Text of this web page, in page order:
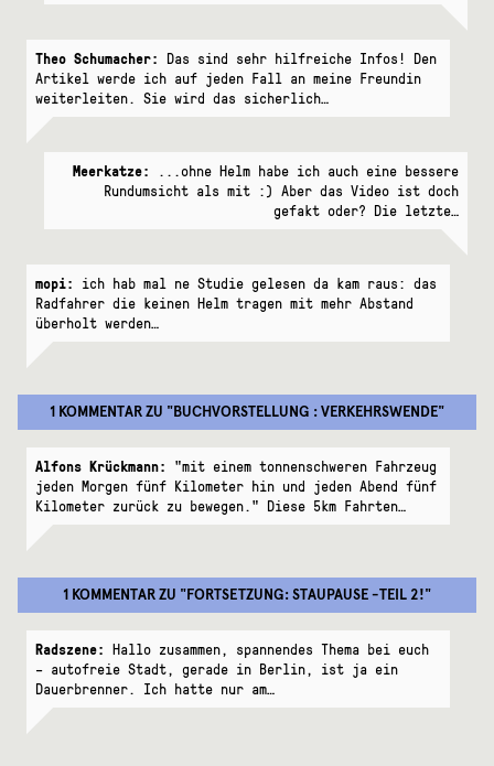
Theo Schumacher: Das sind sehr hilfreiche Infos! Den
Artikel werde ich auf jeden Fall an meine Freundin
weiterleiten. Sie wird das sicherlich…
Meerkatze:
...ohne Helm habe ich auch eine bessere
Rundumsicht als mit :) Aber das Video ist doch
gefakt oder? Die letzte…
mopi: ich hab mal ne Studie gelesen da kam raus: das
Radfahrer die keinen Helm tragen mit mehr Abstand
überholt werden…
1 KOMMENTARZU "BUCHVORSTELLUNG : VERKEHRSWENDE"
Alfons Krückmann: "mit einem tonnenschweren Fahrzeug
jeden Morgen fünf Kilometer hin und jeden Abend fünf
Kilometer zurück zu bewegen." Diese 5km Fahrten…
1 KOMMENTARZU "FORTSETZUNG: STAUPAUSE -TEIL 2!"
Radszene: Hallo zusammen, spannendes Thema bei euch
– autofreie Stadt, gerade in Berlin, ist ja ein
Dauerbrenner. Ich hatte nur am…